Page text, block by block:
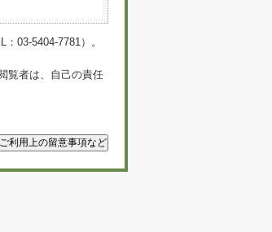
03-5404-7781）。
覧者は、自己の責任